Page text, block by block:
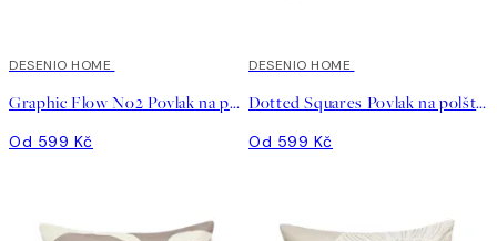
DESENIO HOME
Graphic Flow No2 Povlak na polštář
Od 599 Kč
DESENIO HOME
Dotted Squares Povlak na polštář
Od 599 Kč